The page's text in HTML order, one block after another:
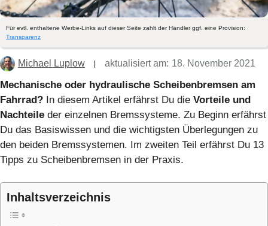
Für evtl. enthaltene Werbe-Links auf dieser Seite zahlt der Händler ggf. eine Provision:
Transparenz
Michael Luplow aktualisiert am: 18. November 2021
Mechanische oder hydraulische Scheibenbremsen am
Fahrrad? In diesem Artikel erfährst Du die Vorteile und
Nachteile der einzelnen Bremssysteme. Zu Beginn erfährst
Du das Basiswissen und die wichtigsten Überlegungen zu
den beiden Bremssystemen. Im zweiten Teil erfährst Du 13
Tipps zu Scheibenbremsen in der Praxis.
Inhaltsverzeichnis